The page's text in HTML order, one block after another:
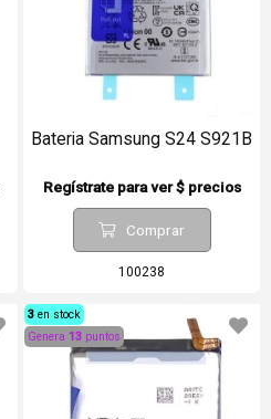
Bateria Samsung S24 S921B
Regístrate para ver $ precios
Comprar
100238
3 en stock
Genera 13 puntos